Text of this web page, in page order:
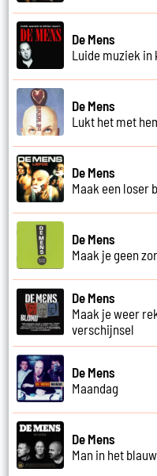
De Mens
Luide muziek in
De Mens
Lukt het met
De Mens
Maak een loser
De Mens
Maak je geen
De Mens
Maak je weer
verschijnsel
De Mens
Maandag
De Mens
Man in het blauw